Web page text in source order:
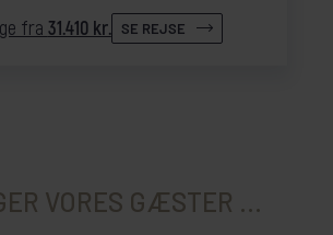
fra 31.410 kr. SE REJSE
VORES GÆSTER ...